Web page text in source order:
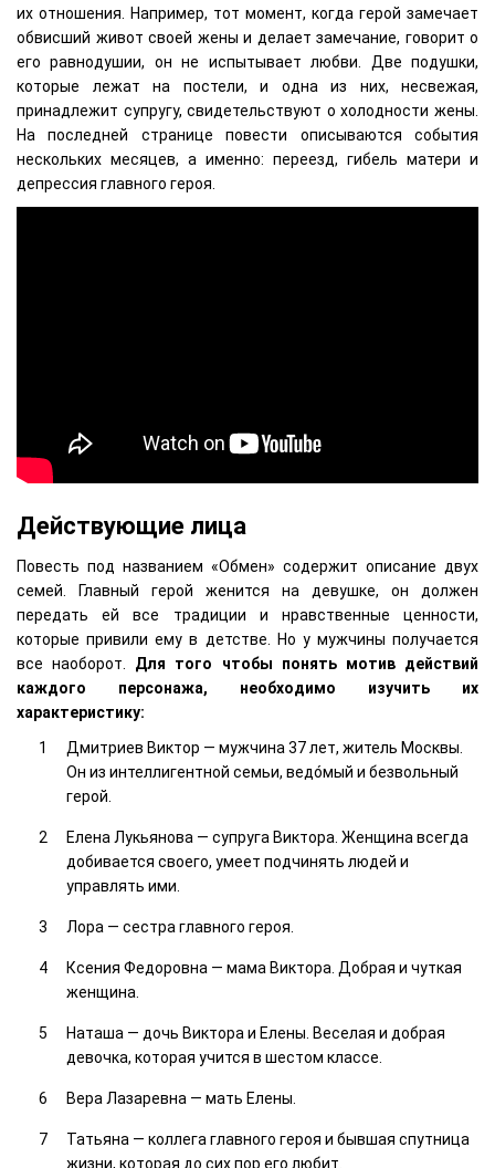
их отношения. Например, тот момент, когда герой замечает
обвисший живот своей жены и делает замечание, говорит о
его равнодушии, он не испытывает любви. Две подушки,
которые лежат на постели, и одна из них, несвежая,
принадлежит супругу, свидетельствуют о холодности жены.
На последней странице повести описываются события
нескольких месяцев, а именно: переезд, гибель матери и
депрессия главного героя.
Действующие лица
Повесть под названием «Обмен» содержит описание двух
семей. Главный герой женится на девушке, он должен
передать ей все традиции и нравственные ценности,
которые привили ему в детстве. Но у мужчины получается
все наоборот. Для того чтобы понять мотив действий
каждого персонажа, необходимо изучить их
характеристику:
Дмитриев Виктор — мужчина 37 лет, житель Москвы.
Он из интеллигентной семьи, ведо́мый и безвольный
герой.
Елена Лукьянова — супруга Виктора. Женщина всегда
добивается своего, умеет подчинять людей и
управлять ими.
Лора — сестра главного героя.
Ксения Федоровна — мама Виктора. Добрая и чуткая
женщина.
Наташа — дочь Виктора и Елены. Веселая и добрая
девочка, которая учится в шестом классе.
Вера Лазаревна — мать Елены.
Татьяна — коллега главного героя и бывшая спутница
жизни, которая до сих пор его любит.